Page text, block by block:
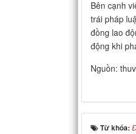
Bên cạnh
trái pháp
đồng lao
động khi
Nguồn:
Từ khóa: